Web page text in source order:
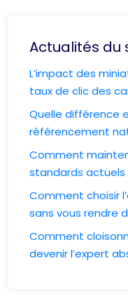
Actualités du
L’impact des
taux de clic des
Quelle différence
référencement
Comment
standards actuels
Comment choisir
sans vous rendre
Comment
devenir l’expert